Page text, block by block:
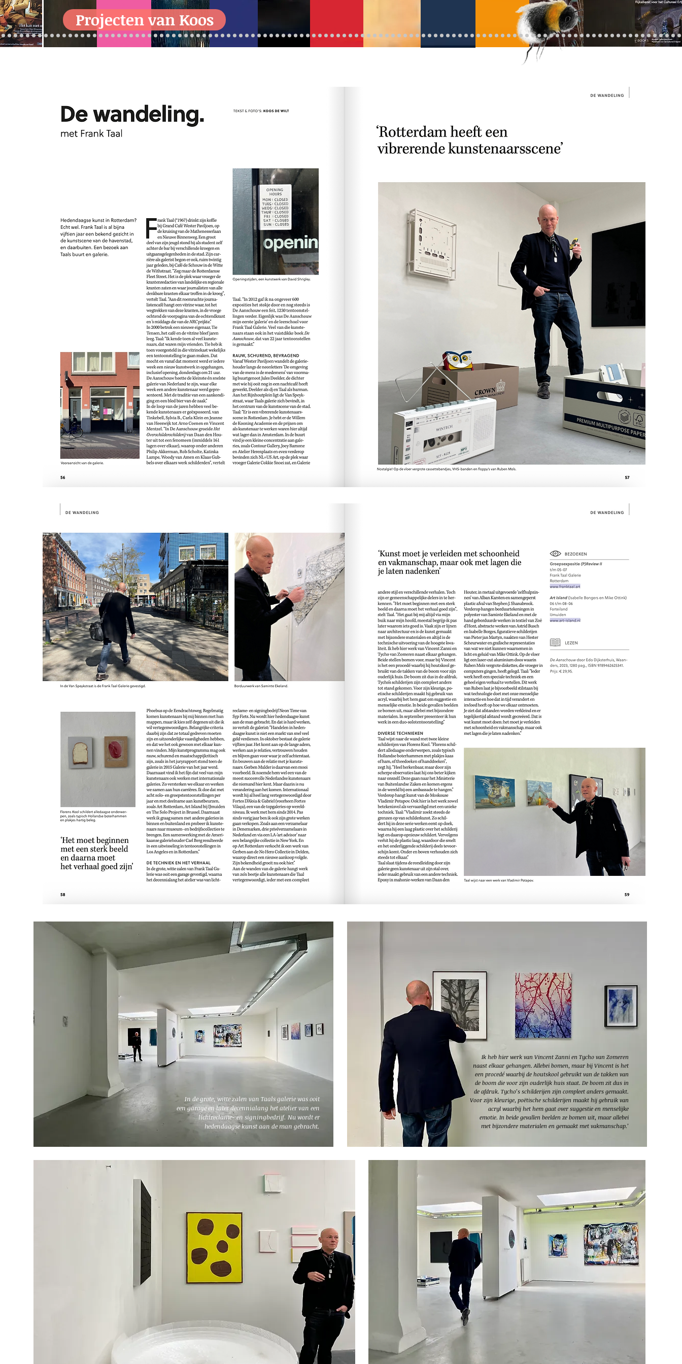
Projecten van Koos
In de grote, witte zalen van Taals galerie was ooit
een garage en later decennialang het atelier van een
lichtreclame- en signingbedrijf. Nu wordt er
hedendaagse kunst aan de man gebracht.
Ik heb hier werk van Vincent Zanni en Tycho van Zomeren
naast elkaar gehangen. Allebei bomen, maar bij Vincent is het
een procedé waarbij de houtskool gebruikt van de takken van
de boom die voor zijn ouderlijk huis staat. De boom zit dus in
de afdruk. Tycho’s schilderijen zijn compleet anders gemaakt.
Voor zijn kleurige, poëtische schilderijen maakt hij gebruik van
acryl waarbij het hem gaat over suggestie en menselijke
emotie. In beide gevallen beelden ze bomen uit, maar allebei
met bijzondere materialen en gemaakt met vakmanschap.’